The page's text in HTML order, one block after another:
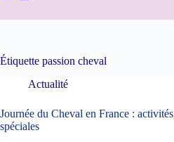
Étiquette passion cheval
Actualité
Journée du Cheval en France :
spéciales